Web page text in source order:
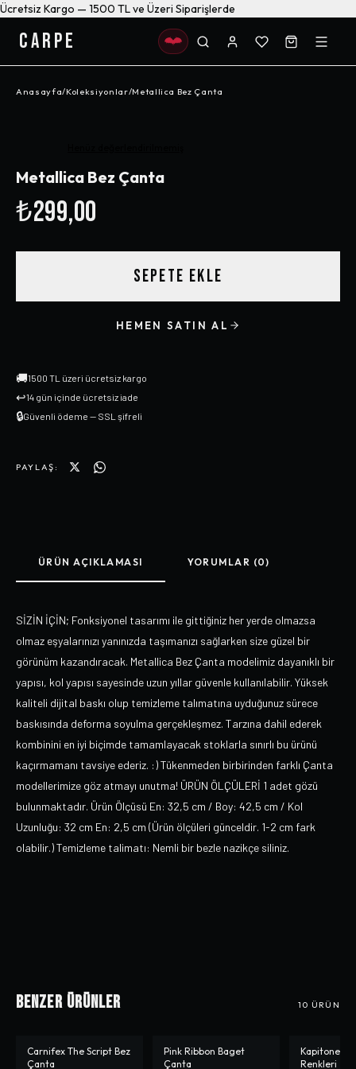
Ücretsiz Kargo — 1500 TL ve Üzeri Siparişlerde
CARPE
Anasayfa/Koleksiyonlar/Metallica Bez Çanta
Metallica Bez Çanta
₺299,00
SEPETE EKLE
HEMEN SATIN AL
🚚1500 TL üzeri ücretsiz kargo
↩14 gün içinde ücretsiz iade
🔒Güvenli ödeme — SSL şifreli
PAYLAŞ:
ÜRÜN AÇIKLAMASI YORUMLAR (0)
SİZİN İÇİN; Fonksiyonel tasarımı ile gittiğiniz her yerde olmazsa
olmaz eşyalarınızı yanınızda taşımanızı sağlarken size güzel bir
görünüm kazandıracak. Metallica Bez Çanta modelimiz dayanıklı bir
yapısı, kol yapısı sayesinde uzun yıllar güvenle kullanılabilir. Yüksek
kaliteli dijital baskı olup temizleme talımatına uyduğunuz sürece
baskısında deforma soyulma gerçekleşmez. Tarzına dahil ederek
kombinini en iyi biçimde tamamlayacak stoklarla sınırlı bu ürünü
kaçırmamanı tavsiye ederiz. :) Tükenmeden birbirinden farklı Çanta
modellerimize göz atmayı unutma! ÜRÜN ÖLÇÜLERİ 1 adet gözü
bulunmaktadır. Ürün Ölçüsü En: 32,5 cm / Boy: 42,5 cm / Kol
Uzunluğu: 32 cm En: 2,5 cm (Ürün ölçüleri günceldir. 1-2 cm fark
olabilir.) Temizleme talimatı: Nemli bir bezle nazikçe siliniz.
Benzer Ürünler 10 ÜRÜN
Carnifex The Script Bez
Çanta
-% 0
Pink Ribbon Baget
Çanta
-%20
Kapitoneli
Renkleri